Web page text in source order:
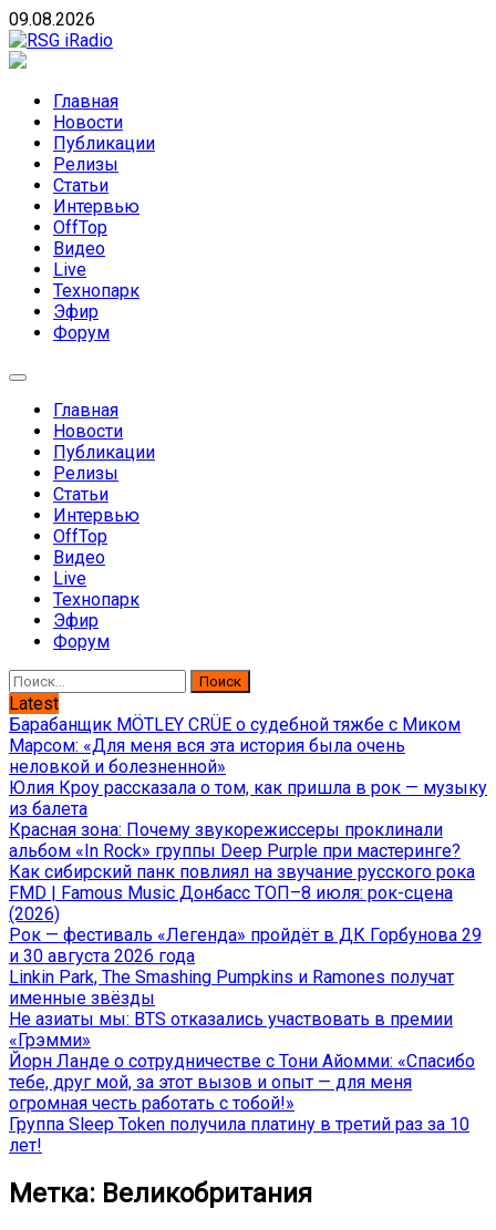
Skip
to
content
09.08.2026
направлений без возрастных ограничений
Главная
Новости
Публикации
Релизы
Статьи
Интервью
OffTop
Видео
Live
Технопарк
Эфир
Форум
Главная
Новости
Публикации
Релизы
Статьи
Интервью
OffTop
Видео
Live
Технопарк
Эфир
Форум
Найти:
Latest
Барабанщик MÖTLEY CRÜE о судебной тяжбе с Миком
Марсом: «Для меня вся эта история была очень
неловкой и болезненной»
Юлия Кроу рассказала о том, как пришла в рок — музыку
из балета
Красная зона: Почему звукорежиссеры проклинали
альбом «In Rock» группы Deep Purple при мастеринге?
Как сибирский панк повлиял на звучание русского рока
FMD | Famous Music Донбасс ТОП–8 июля: рок-сцена
(2026)
Рок — фестиваль «Легенда» пройдёт в ДК Горбунова 29
и 30 августа 2026 года
Linkin Park, The Smashing Pumpkins и Ramones получат
именные звёзды
Не азиаты мы: BTS отказались участвовать в премии
«Грэмми»
Йорн Ланде о сотрудничестве с Тони Айомми: «Спасибо
тебе, друг мой, за этот вызов и опыт — для меня
огромная честь работать с тобой!»
Группа Sleep Token получила платину в третий раз за 10
лет!
Метка: Великобритания